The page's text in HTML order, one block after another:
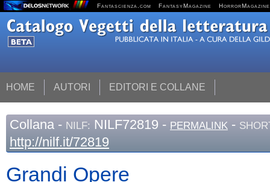
Fantascienza.com FantasyMagazine HorrorMagazine
HOME AUTORI EDITORI E COLLANE
Collana - NILF: NILF72819 - PERMALINK -
http://nilf.it/72819
Grandi Opere